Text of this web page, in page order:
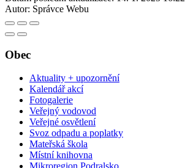
Autor: Správce Webu
Obec
Aktuality + upozornění
Kalendář akcí
Fotogalerie
Veřejný vodovod
Veřejné osvětlení
Svoz odpadu a poplatky
Mateřská škola
Místní knihovna